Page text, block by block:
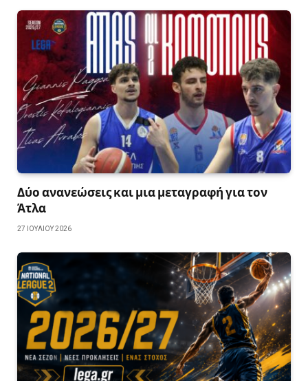
Δύο ανανεώσεις και μια μεταγραφή για τον
Άτλα
27 ΙΟΥΛΊΟΥ 2026